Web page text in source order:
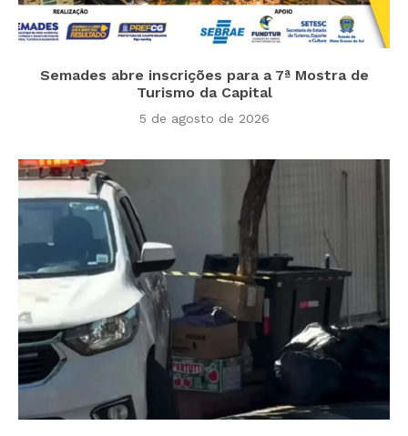
Semades abre inscrições para a 7ª Mostra de
Turismo da Capital
5 de agosto de 2026